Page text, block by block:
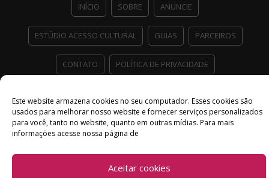
Este website armazena cookies no seu computador. Esses cookies são
usados ​​para melhorar nosso website e fornecer serviços personalizados
para você, tanto no website, quanto em outras mídias. Para mais
informações acesse nossa página de
Aceitar cookies
INÍCIO SOBRE ANUNCIE
ESTÚDIO ACESSO CULTURAL GUIAS PARCEIROS
CONTATO POLÍTICA DE PRIVACIDADE
Copyright© 2026 Acesso Cultural - Arte, Cultura Pop e Entretenimento
Desenvolvido porDel Vieira